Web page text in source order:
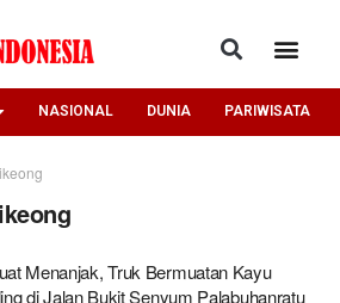
NASIONAL DUNIA PARIWISATA
Menanjak, Truk Bermuatan Kayu
di Jalan Bukit Senyum Palabuhanratu